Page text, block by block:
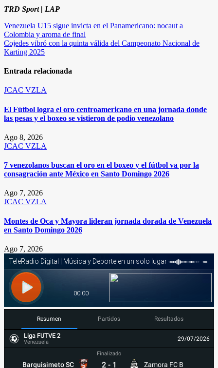
TRD Sport | LAP
Navegación
de
entradas
Venezuela U15 sigue invicta en el Panamericano: nocaut a
Colombia y aroma de final
Cojedes vibró con la quinta válida del Campeonato Nacional de
Karting 2025
Entrada relacionada
JCAC VZLA
El Fútbol logra el oro centroamericano en una jornada donde
las pesas y el boxeo se vistieron de podio venezolano
Ago 8, 2026
JCAC VZLA
7 venezolanos buscan el oro en el boxeo y el fútbol va por la
consagración ante México en Santo Domingo 2026
Ago 7, 2026
JCAC VZLA
Montes de Oca y Mayora lideran jornada dorada de Venezuela
en Santo Domingo 2026
Ago 7, 2026
Resumen Partidos Resultados
Liga FUTVE 2
Venezuela 29/07/2026
Barquisimeto SC
Finalizado
2 - 1 Zamora FC B